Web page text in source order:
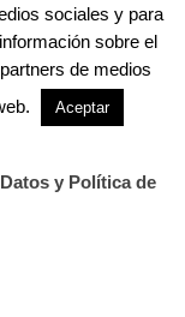
sociales y para
sobre el
de medios
Aceptar
y Política de